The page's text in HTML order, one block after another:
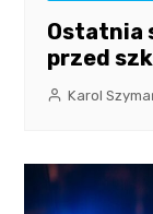
Ostatnia
przed
Karol